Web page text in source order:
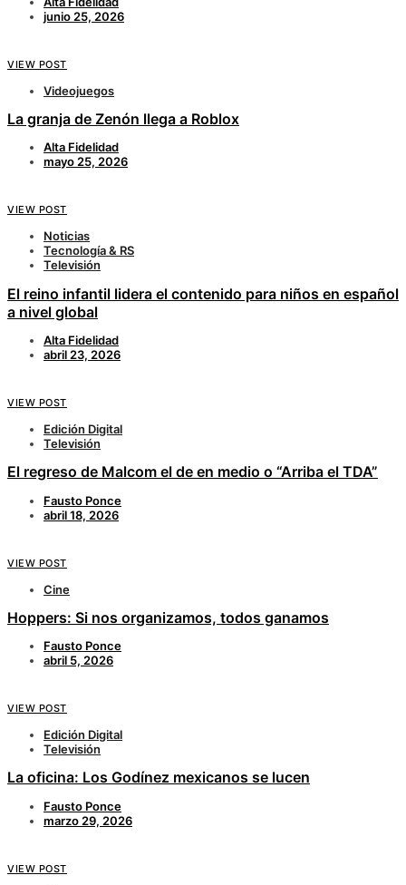
junio 25, 2026
VIEW POST
Videojuegos
La granja de Zenón llega a Roblox
Alta Fidelidad
mayo 25, 2026
VIEW POST
Noticias
Tecnología & RS
Televisión
El reino infantil lidera el contenido para niños en español
a nivel global
Alta Fidelidad
abril 23, 2026
VIEW POST
Edición Digital
Televisión
El regreso de Malcom el de en medio o “Arriba el TDA”
Fausto Ponce
abril 18, 2026
VIEW POST
Cine
Hoppers: Si nos organizamos, todos ganamos
Fausto Ponce
abril 5, 2026
VIEW POST
Edición Digital
Televisión
La oficina: Los Godínez mexicanos se lucen
Fausto Ponce
marzo 29, 2026
VIEW POST